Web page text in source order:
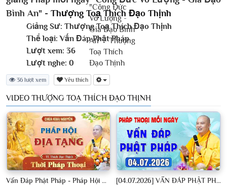
Bình An" - Thượng Toạ Thích Đạo Thịnh
Giảng Sư: Thượng Toạ Thích Đạo Thịnh
Thể loại: Vấn Đáp Phật Pháp
Lượt xem: 36
Lượt nghe: 0
36 lượt xem Yêu thích
VIDEO THƯỢNG TOẠ THÍCH ĐẠO THỊNH
Vấn Đáp Phật Pháp - Pháp Hội Địa Tạng Ngày 01/08/2026│TT. Thích Đạo Thịnh [04.07.2026] VẤN ĐÁP PHẬT PHÁP - Nghe Thầy giảng Pháp mỗi ngày CÔNG ĐỨC VÔ LƯỢNG│TT. Thích Đạo Thịnh